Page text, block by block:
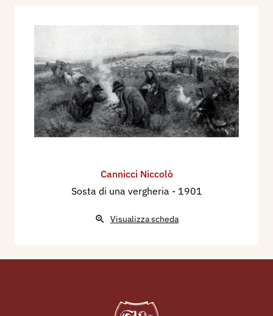
Cannicci Niccolò
Sosta di una vergheria - 1901
Visualizza scheda